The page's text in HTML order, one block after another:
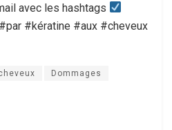
avec les hashtags
#kératine #aux #cheveux
Dommages